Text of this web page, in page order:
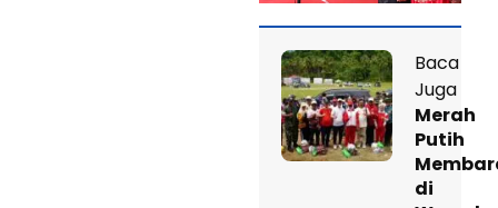
Baca
Juga
Merah
Putih
di